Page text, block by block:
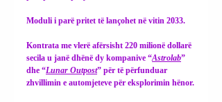
Moduli i parë pritet të lançohet në vitin 2033.
Kontrata me vlerë afërsisht 220 milionë dollarë
secila u janë dhënë dy kompanive “Astrolab”
dhe “Lunar Outpost” për të përfunduar
zhvillimin e automjeteve për eksplorimin hënor.